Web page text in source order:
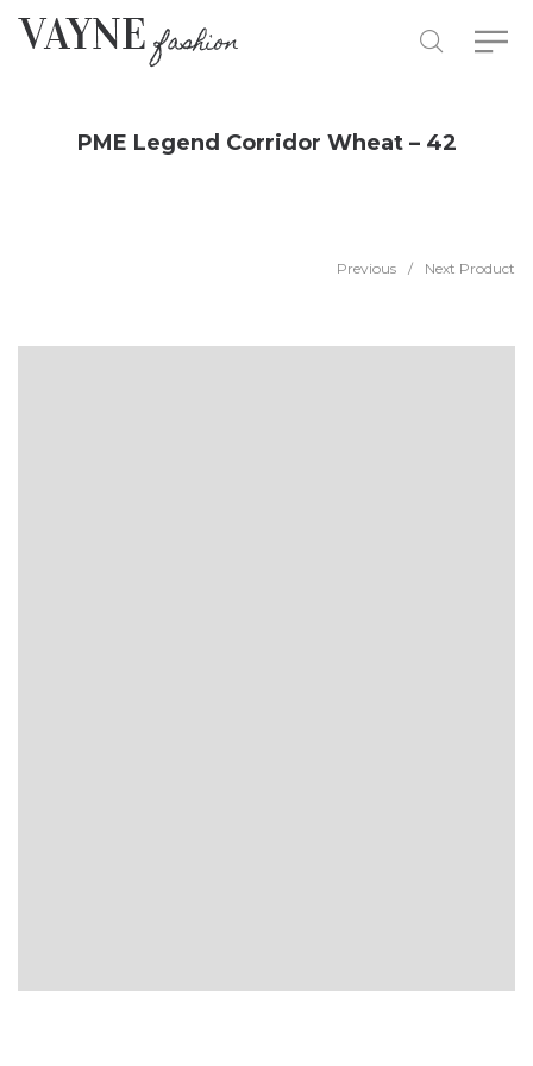
PME Legend Corridor Wheat – 42
Previous / Next Product